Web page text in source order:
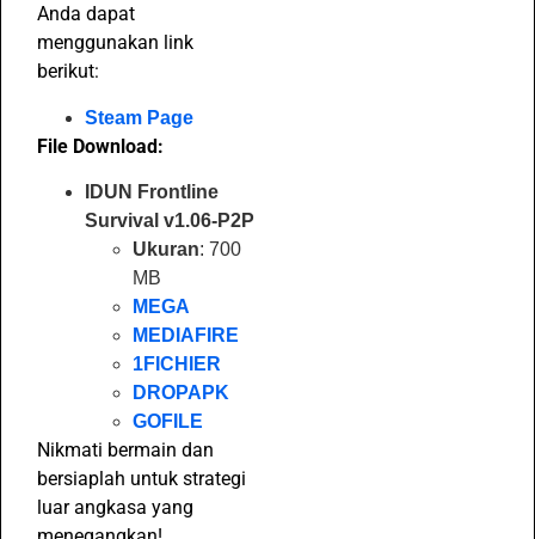
Anda dapat
menggunakan link
berikut:
Steam Page
File Download:
IDUN Frontline
Survival v1.06-P2P
Ukuran: 700
MB
MEGA
MEDIAFIRE
1FICHIER
DROPAPK
GOFILE
Nikmati bermain dan
bersiaplah untuk strategi
luar angkasa yang